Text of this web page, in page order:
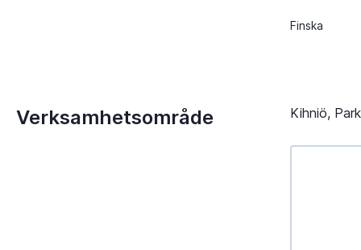
Finska
Verksamhetsområde Kihniö,